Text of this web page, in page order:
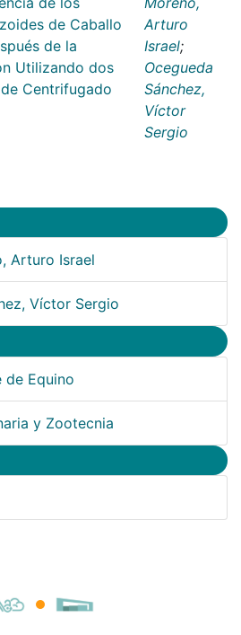
de Caballo
de la
Utilizando dos
Centrifugado
Arturo
Israel;
Ocegueda
Sánchez,
Víctor
Sergio
Arturo Israel
Víctor Sergio
de Equino
y Zootecnia